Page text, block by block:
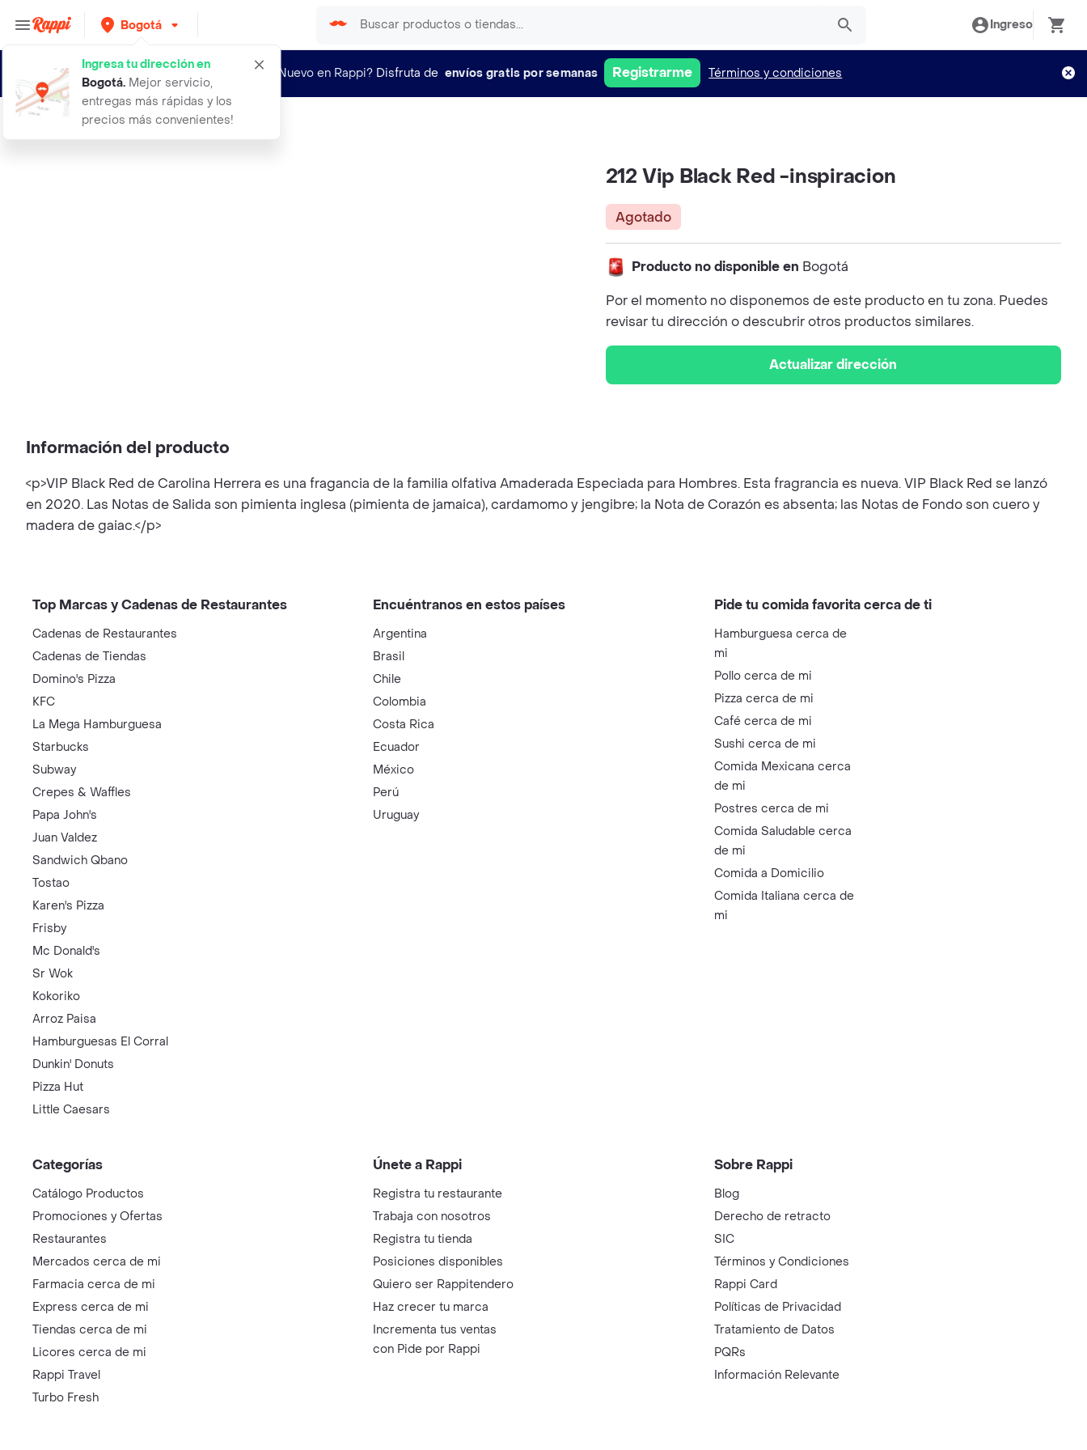
Bogotá
Ingresa tu dirección en
Bogotá. Mejor servicio,
entregas más rápidas y los
precios más convenientes!
Ingreso
¿Nuevo en Rappi? Disfruta de envíos gratis por semanas Registrarme Términos y condiciones
212 vip black red inspiracion
212 Vip Black Red -inspiracion
Agotado
Producto no disponible en Bogotá
Por el momento no disponemos de este producto en tu zona. Puedes
revisar tu dirección o descubrir otros productos similares.
Actualizar dirección
Información del producto
<p>VIP Black Red de Carolina Herrera es una fragancia de la familia olfativa Amaderada Especiada para Hombres. Esta fragrancia es nueva. VIP Black Red se lanzó
en 2020. Las Notas de Salida son pimienta inglesa (pimienta de jamaica), cardamomo y jengibre; la Nota de Corazón es absenta; las Notas de Fondo son cuero y
madera de gaiac.</p>
Top Marcas y Cadenas de Restaurantes
Cadenas de Restaurantes
Cadenas de Tiendas
Domino's Pizza
KFC
La Mega Hamburguesa
Starbucks
Subway
Crepes & Waffles
Papa John's
Juan Valdez
Sandwich Qbano
Tostao
Karen's Pizza
Frisby
Mc Donald's
Sr Wok
Kokoriko
Arroz Paisa
Hamburguesas El Corral
Dunkin' Donuts
Pizza Hut
Little Caesars
Encuéntranos en estos países
Argentina
Brasil
Chile
Colombia
Costa Rica
Ecuador
México
Perú
Uruguay
Pide tu comida favorita cerca de ti
Hamburguesa cerca de
mi
Pollo cerca de mi
Pizza cerca de mi
Café cerca de mi
Sushi cerca de mi
Comida Mexicana cerca
de mi
Postres cerca de mi
Comida Saludable cerca
de mi
Comida a Domicilio
Comida Italiana cerca de
mi
Categorías
Catálogo Productos
Promociones y Ofertas
Restaurantes
Mercados cerca de mi
Farmacia cerca de mi
Express cerca de mi
Tiendas cerca de mi
Licores cerca de mi
Rappi Travel
Turbo Fresh
Únete a Rappi
Registra tu restaurante
Trabaja con nosotros
Registra tu tienda
Posiciones disponibles
Quiero ser Rappitendero
Haz crecer tu marca
Incrementa tus ventas
con Pide por Rappi
Sobre Rappi
Blog
Derecho de retracto
SIC
Términos y Condiciones
Rappi Card
Políticas de Privacidad
Tratamiento de Datos
PQRs
Información Relevante